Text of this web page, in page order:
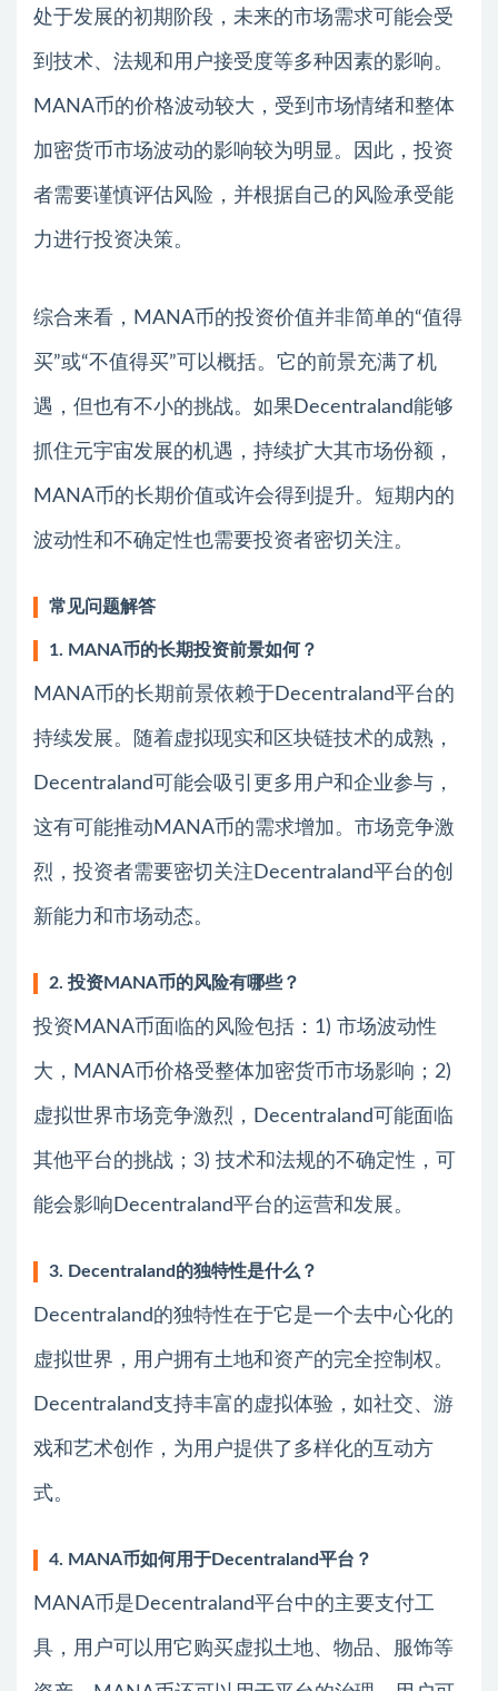
处于发展的初期阶段，未来的市场需求可能会受
到技术、法规和用户接受度等多种因素的影响。
MANA币的价格波动较大，受到市场情绪和整体
加密货币市场波动的影响较为明显。因此，投资
者需要谨慎评估风险，并根据自己的风险承受能
力进行投资决策。
综合来看，MANA币的投资价值并非简单的“值得
买”或“不值得买”可以概括。它的前景充满了机
遇，但也有不小的挑战。如果Decentraland能够
抓住元宇宙发展的机遇，持续扩大其市场份额，
MANA币的长期价值或许会得到提升。短期内的
波动性和不确定性也需要投资者密切关注。
常见问题解答
1. MANA币的长期投资前景如何？
MANA币的长期前景依赖于Decentraland平台的
持续发展。随着虚拟现实和区块链技术的成熟，
Decentraland可能会吸引更多用户和企业参与，
这有可能推动MANA币的需求增加。市场竞争激
烈，投资者需要密切关注Decentraland平台的创
新能力和市场动态。
2. 投资MANA币的风险有哪些？
投资MANA币面临的风险包括：1) 市场波动性
大，MANA币价格受整体加密货币市场影响；2)
虚拟世界市场竞争激烈，Decentraland可能面临
其他平台的挑战；3) 技术和法规的不确定性，可
能会影响Decentraland平台的运营和发展。
3. Decentraland的独特性是什么？
Decentraland的独特性在于它是一个去中心化的
虚拟世界，用户拥有土地和资产的完全控制权。
Decentraland支持丰富的虚拟体验，如社交、游
戏和艺术创作，为用户提供了多样化的互动方
式。
4. MANA币如何用于Decentraland平台？
MANA币是Decentraland平台中的主要支付工
具，用户可以用它购买虚拟土地、物品、服饰等